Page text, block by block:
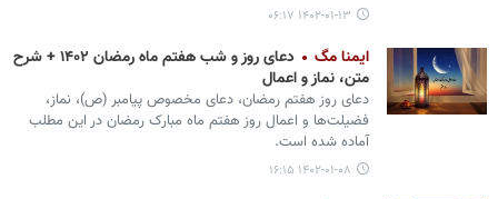
۱۴۰۲-۰۱-۱۳ ۰۶:۱۷
ایمنا مگ
دعای روز و شب هفتم ماه رمضان ۱۴۰۲ + شرح
متن، نماز و اعمال
دعای روز هفتم رمضان، دعای مخصوص پیامبر (ص)، نماز،
فضیلت‌ها و اعمال روز هفتم ماه مبارک رمضان در این مطلب
آماده شده است.
۱۴۰۲-۰۱-۰۸ ۱۶:۱۵